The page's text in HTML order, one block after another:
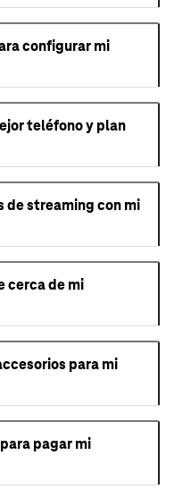
configurar mi
teléfono y plan
de streaming con mi
cerca de mi
para mi
pagar mi